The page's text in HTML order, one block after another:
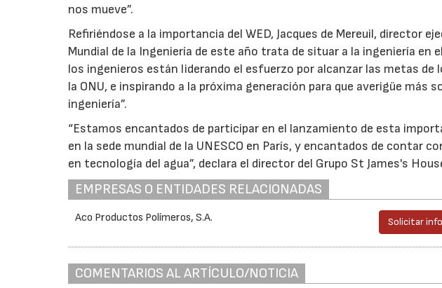
nos mueve”.
Refiriéndose a la importancia del WED, Jacques de Mereuil, director
Mundial de la Ingeniería de este año trata de situar a la ingeniería en
los ingenieros están liderando el esfuerzo por alcanzar las metas de
la ONU, e inspirando a la próxima generación para que averigüe más
ingeniería”.
“Estamos encantados de participar en el lanzamiento de esta
en la sede mundial de la UNESCO en París, y encantados de contar
en tecnología del agua”, declara el director del Grupo St James's
EMPRESAS O ENTIDADES RELACIONADAS
Aco Productos Polímeros, S.A. Solicitar
COMENTARIOS AL ARTÍCULO/NOTICIA